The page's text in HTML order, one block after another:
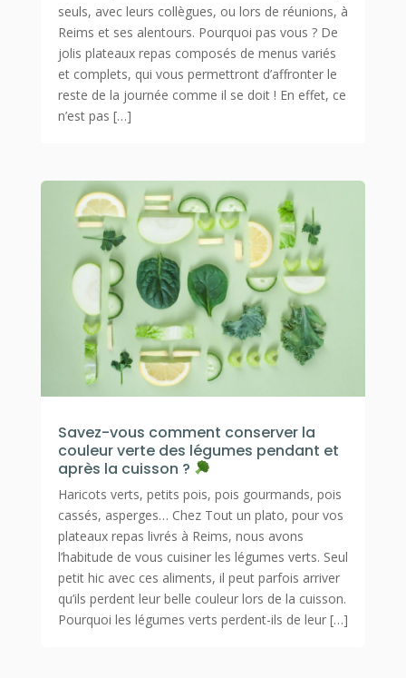
seuls, avec leurs collègues, ou lors de réunions, à
Reims et ses alentours. Pourquoi pas vous ? De
jolis plateaux repas composés de menus variés
et complets, qui vous permettront d’affronter le
reste de la journée comme il se doit ! En effet, ce
n’est pas […]
Savez-vous comment conserver la
couleur verte des légumes pendant et
après la cuisson ?
Haricots verts, petits pois, pois gourmands, pois
cassés, asperges… Chez Tout un plato, pour vos
plateaux repas livrés à Reims, nous avons
l’habitude de vous cuisiner les légumes verts. Seul
petit hic avec ces aliments, il peut parfois arriver
qu’ils perdent leur belle couleur lors de la cuisson.
Pourquoi les légumes verts perdent-ils de leur […]